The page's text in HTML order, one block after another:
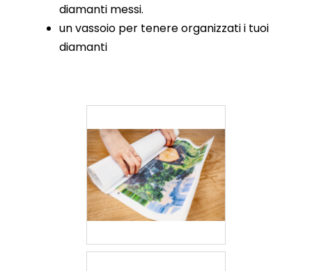
diamanti messi.
un vassoio per tenere organizzati i tuoi
diamanti